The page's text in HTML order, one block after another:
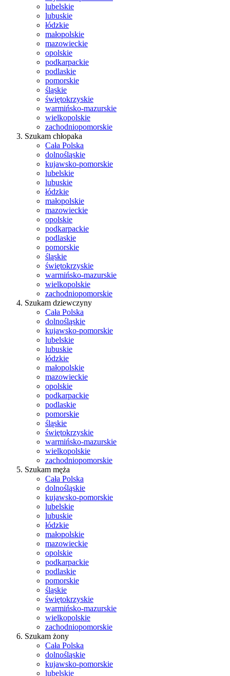
lubelskie
lubuskie
łódzkie
małopolskie
mazowieckie
opolskie
podkarpackie
podlaskie
pomorskie
śląskie
świętokrzyskie
warmińsko-mazurskie
wielkopolskie
zachodniopomorskie
Szukam chłopaka
Cała Polska
dolnośląskie
kujawsko-pomorskie
lubelskie
lubuskie
łódzkie
małopolskie
mazowieckie
opolskie
podkarpackie
podlaskie
pomorskie
śląskie
świętokrzyskie
warmińsko-mazurskie
wielkopolskie
zachodniopomorskie
Szukam dziewczyny
Cała Polska
dolnośląskie
kujawsko-pomorskie
lubelskie
lubuskie
łódzkie
małopolskie
mazowieckie
opolskie
podkarpackie
podlaskie
pomorskie
śląskie
świętokrzyskie
warmińsko-mazurskie
wielkopolskie
zachodniopomorskie
Szukam męża
Cała Polska
dolnośląskie
kujawsko-pomorskie
lubelskie
lubuskie
łódzkie
małopolskie
mazowieckie
opolskie
podkarpackie
podlaskie
pomorskie
śląskie
świętokrzyskie
warmińsko-mazurskie
wielkopolskie
zachodniopomorskie
Szukam żony
Cała Polska
dolnośląskie
kujawsko-pomorskie
lubelskie